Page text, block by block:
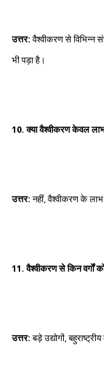
उत्तर:वैश्वीकरण से विभिन्न
भी पड़ा है।
10. क्या वैश्वीकरण केवल
उत्तर:नहीं, वैश्वीकरण के
11. वैश्वीकरण से किन वर्गों
उत्तर:बड़े उद्योगों,